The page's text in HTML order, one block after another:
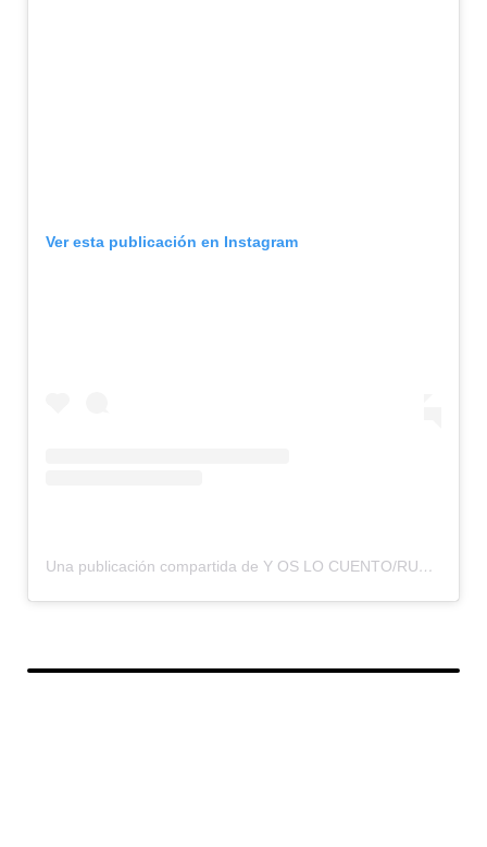
Ver esta publicación en Instagram
Una publicación compartida de Y OS LO CUENTO/RUMBOS OLVIDADOS (@yoslocuento)